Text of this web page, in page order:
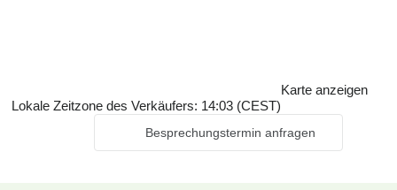
Karte anzeigen
Lokale Zeitzone des Verkäufers: 14:03 (CEST)
Besprechungstermin anfragen